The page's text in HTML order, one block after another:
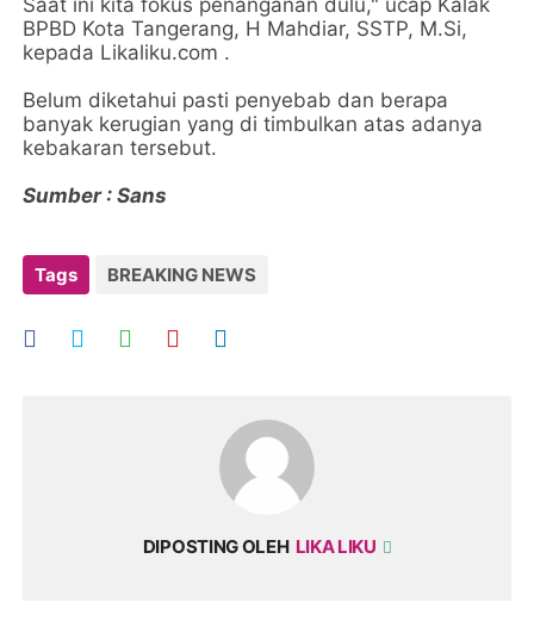
Saat ini kita fokus penanganan dulu," ucap Kalak
BPBD Kota Tangerang, H Mahdiar, SSTP, M.Si,
kepada Likaliku.com .
Belum diketahui pasti penyebab dan berapa
banyak kerugian yang di timbulkan atas adanya
kebakaran tersebut.
Sumber : Sans
Tags BREAKING NEWS
DIPOSTING OLEH LIKA LIKU